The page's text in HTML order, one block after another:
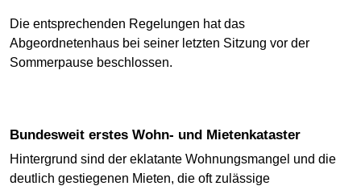
Die entsprechenden Regelungen hat das
Abgeordnetenhaus bei seiner letzten Sitzung vor der
Sommerpause beschlossen.
Bundesweit erstes Wohn- und Mietenkataster
Hintergrund sind der eklatante Wohnungsmangel und die
deutlich gestiegenen Mieten, die oft zulässige